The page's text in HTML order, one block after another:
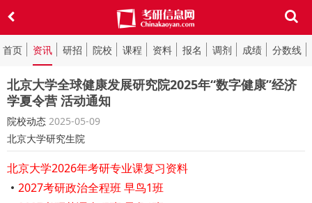
首页 资讯 研招 院校 课程 资料 报名 调剂 成绩 分数线
北京大学全球健康发展研究院2025年“数字健康”经济
学夏令营 活动通知
院校动态 2025-05-09
北京大学研究生院
北京大学2026年考研专业课复习资料
2027考研政治全程班 早鸟1班